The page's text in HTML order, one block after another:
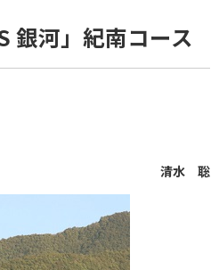
銀河」紀南コース
清水 聡